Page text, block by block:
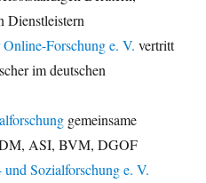
Dienstleistern
Forschung e. V. vertritt
im deutschen
gemeinsame
ASI, BVM, DGOF
Sozialforschung e. V.